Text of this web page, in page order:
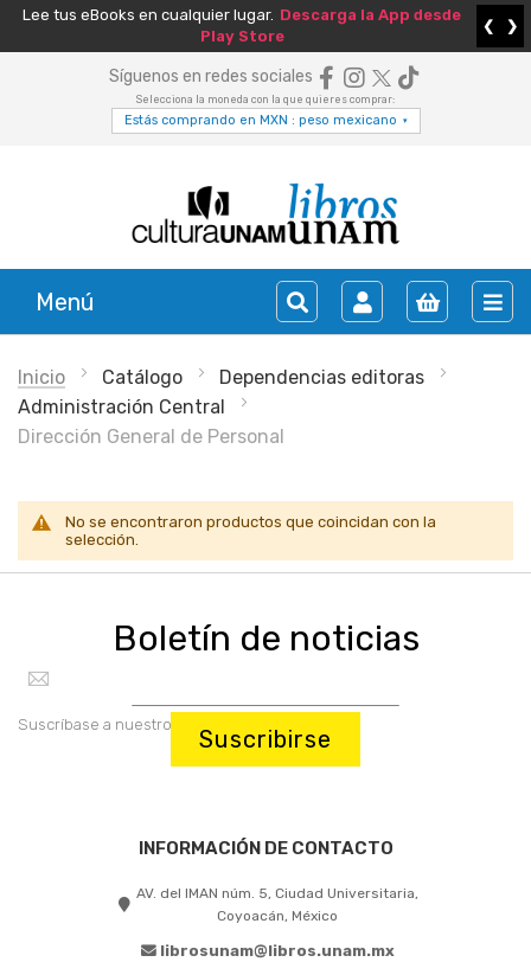
Lee tus eBooks en cualquier lugar. Descarga la App desde
Play Store
❮ ❯
Síguenos en redes sociales
Selecciona la moneda con la que quieres comprar:
Estás comprando en MXN : peso mexicano ▾
Menú
Inicio Catálogo
Dependencias editoras
Administración Central
Dirección General de Personal
No se encontraron productos que coincidan con la
selección.
Boletín de noticias
Suscríbase a nuestro boletín:
Suscribirse
INFORMACIÓN DE CONTACTO
AV. del IMAN núm. 5, Ciudad Universitaria,
Coyoacán, México
librosunam@libros.unam.mx